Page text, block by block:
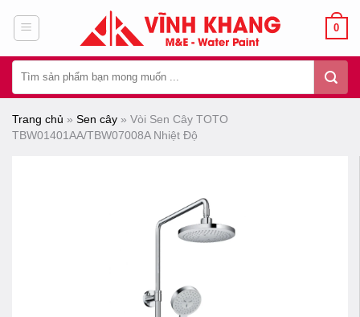
dung
0
kiếm:
Trang chủ » Sen cây » Vòi Sen Cây TOTO
TBW01401AA/TBW07008A Nhiệt Độ